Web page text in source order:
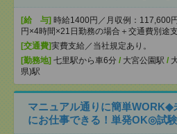
[給 与] 時給1400円／月収例：117,600
円×4時間×21日勤務の場合＋交通費別途
[交通費]実費支給／当社規定あり。
[勤務地] 七里駅から車6分 / 大宮公園駅 /
県)駅
マニュアル通りに簡単WORK◆
にお仕事できる！単発OK◎試